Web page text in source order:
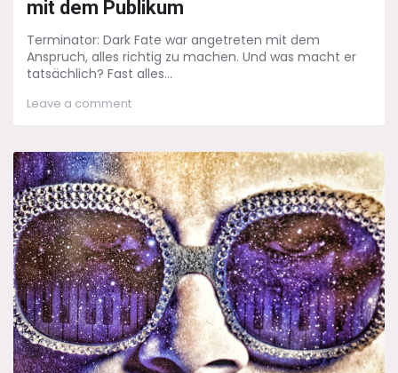
mit dem Publikum
Terminator: Dark Fate war angetreten mit dem
Anspruch, alles richtig zu machen. Und was macht er
tatsächlich? Fast alles...
Leave a commenton
Fate
und
der
Bruch
mit
dem
Publikum